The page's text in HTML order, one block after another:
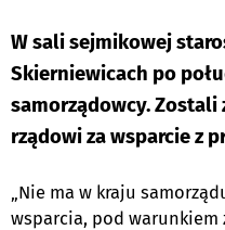
W sali sejmikowej
Skierniewicach po
samorządowcy. Zostali
rządowi za wsparcie z
„Nie ma w kraju
wsparcia, pod warunkiem